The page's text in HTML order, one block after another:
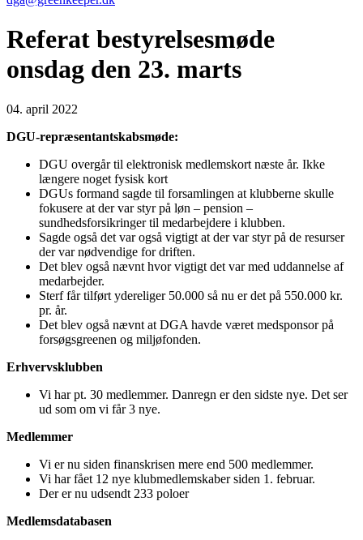
Referat bestyrelsesmøde
onsdag den 23. marts
04. april 2022
DGU-repræsentantskabsmøde:
DGU overgår til elektronisk medlemskort næste år. Ikke
længere noget fysisk kort
DGUs formand sagde til forsamlingen at klubberne skulle
fokusere at der var styr på løn – pension –
sundhedsforsikringer til medarbejdere i klubben.
Sagde også det var også vigtigt at der var styr på de resurser
der var nødvendige for driften.
Det blev også nævnt hvor vigtigt det var med uddannelse af
medarbejder.
Sterf får tilført ydereliger 50.000 så nu er det på 550.000 kr.
pr. år.
Det blev også nævnt at DGA havde været medsponsor på
forsøgsgreenen og miljøfonden.
Erhvervsklubben
Vi har pt. 30 medlemmer. Danregn er den sidste nye. Det ser
ud som om vi får 3 nye.
Medlemmer
Vi er nu siden finanskrisen mere end 500 medlemmer.
Vi har fået 12 nye klubmedlemskaber siden 1. februar.
Der er nu udsendt 233 poloer
Medlemsdatabasen